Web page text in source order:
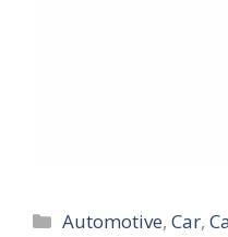
Categories
Automotive,Car,